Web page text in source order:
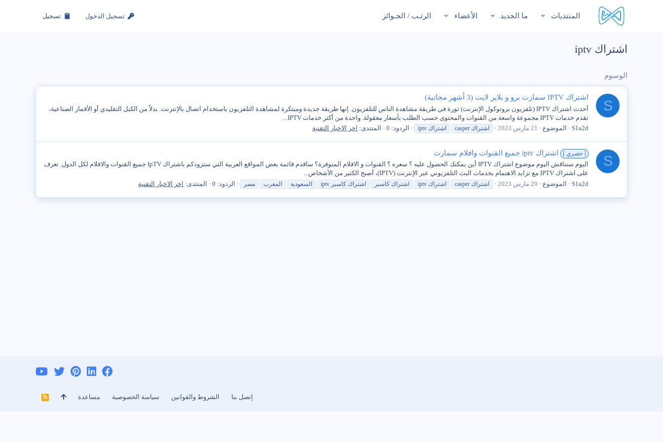
المنتديات ما الجديد الأعضاء الرتـب / الجـوائز تسجيل الدخول تسجيل
اشتراك iptv
الوسوم
S
اشتراك IPTV سمارت برو و بلاير لايت (3 أشهر مجانية)
أحدث اشتراك IPTV (تلفزيون بروتوكول الإنترنت) ثورة في طريقة مشاهدة الناس للتلفزيون. إنها طريقة جديدة ومبتكرة لمشاهدة التلفزيون باستخدام اتصال بالإنترنت. بدلاً من الكبل التقليدي أو الأقمار الصناعية،
تقدم خدمات IPTV مجموعة واسعة من القنوات والمحتوى حسب الطلب بأسعار معقولة. واحدة من أكثر خدمات IPTV...
S1a2d
الموضوع 21 مارس 2023 اشتراك اشتراك iptv الردود: 0 المنتدى: اخر الاخبار التقنية
S [ حصري ] اشتراك iptv جميع القنوات وافلام سمارت
اليوم سنناقش اليوم موضوع اشتراك IPTV أين يمكنك الحصول عليه ؟ سعره ؟ القنوات و الافلام المتوفرة؟ ساقدم قائمة بعض المواقع العربية التي ستزودكم باشتراك IpTV جميع القنوات والافلام لكل الدول. تعرف
على اشتراك IPTV مع تزايد الاهتمام بخدمات البث التلفزيوني عبر الإنترنت (IPTV)، أصبح الكثير من الأشخاص...
S1a2d
الموضوع 20 مارس 2023 اشتراك اشتراك iptv اشتراك كاسبر اشتراك كاسبر iptv السعودية المغرب مصر الردود: 0 المنتدى: اخر الاخبار التقنية
إتصل بنا الشروط والقوانين سياسة الخصوصية مساعدة
R